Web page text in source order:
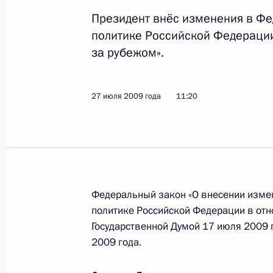
29 июля 2009 года, среда
Рабочая встреча с мэром
29 июля 2009 года, 15:00
Дмитрий Медведев провёл рабочую
Президент внёс изменения в
политике Российской
за рубежом».
27 июля 2009 года 11:20
Федеральный закон «О внесении
политике Российской Федерации в
Государственной Думой 17 июля
2009 года.